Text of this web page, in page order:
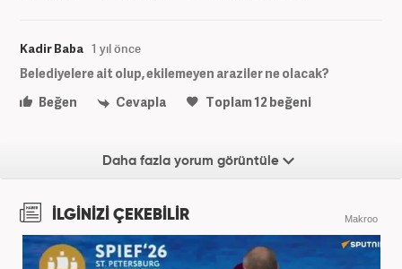
Kadir Baba 1 yıl önce
Belediyelere ait olup, ekilemeyen araziler ne olacak?
Beğen
Cevapla Toplam12beğeni
Daha fazla yorum görüntüle
İLGİNİZİ ÇEKEBİLİR Makroo